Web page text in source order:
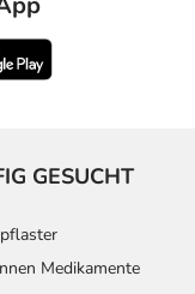
GESUCHT
Medikamente